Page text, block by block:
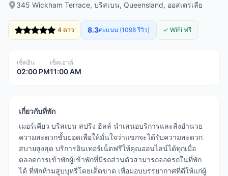
345 Wickham Terrace, บริสเบน, Queensland, ออสเตรเลีย
4 ดาว 8.3คะแนน (1098 รีวิว) ✓ WiFi ฟรี
เช็คอิน
02:00 PM
เช็คเอาต์
11:00 AM
เกี่ยวกับที่พัก
เมอร์เคียว บริสเบน สปริง ฮิลล์ นำเสนอบริการและสิ่งอำนวย
ความสะดวกชั้นยอดเพื่อให้มั่นใจว่าแขกจะได้รับความสะดวก
สบายสูงสุด บริการอินเทอร์เน็ตฟรีให้คุณออนไลน์ได้ทุกเมื่อ
ตลอดการเข้าพักผู้เข้าพักที่มีรถส่วนตัวสามารถจอดรถในที่พัก
ได้ ที่พักห้ามสูบบุหรี่โดยเด็ดขาด เพื่อมอบบรรยากาศที่ดีให้แก่ผู้